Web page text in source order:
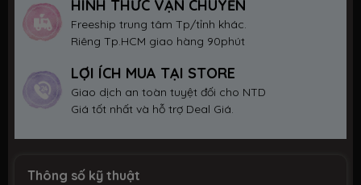
HÌNH THỨC VẬN CHUYỂN
Freeship trung tâm Tp/tỉnh khác.
Riêng Tp.HCM giao hàng 90phút
LỢI ÍCH MUA TẠI STORE
Giao dịch an toàn tuyệt đối cho NTD
Giá tốt nhất và hỗ trợ Deal Giá.
Thông số kỹ thuật